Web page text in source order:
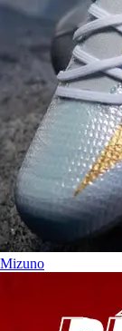
Mizuno